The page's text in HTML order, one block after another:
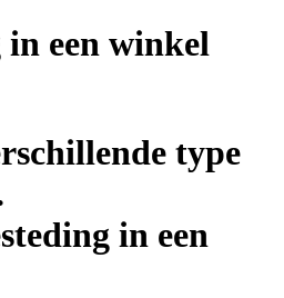
in een winkel
type
in een